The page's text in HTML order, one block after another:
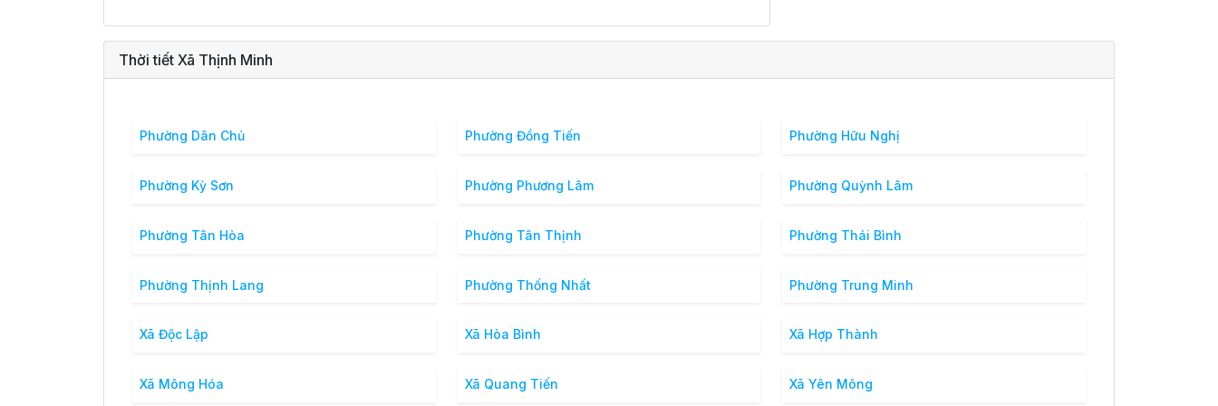
Thời tiết Xã Thịnh Minh
Phường Dân Chủ Phường Đồng Tiến Phường Hữu Nghị
Phường Kỳ Sơn Phường Phương Lâm Phường Quỳnh Lâm
Phường Tân Hòa Phường Tân Thịnh Phường Thái Bình
Phường Thịnh Lang Phường Thống Nhất Phường Trung Minh
Xã Độc Lập Xã Hòa Bình Xã Hợp Thành
Xã Mông Hóa Xã Quang Tiến Xã Yên Mông